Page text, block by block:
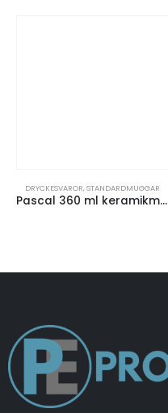
DRYCKESVAROR,STANDARDMUGGAR
Pascal 360 ml keramikmugg